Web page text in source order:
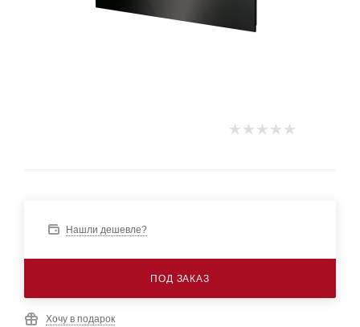
Нашли дешевле?
ПОД ЗАКАЗ
Хочу в подарок